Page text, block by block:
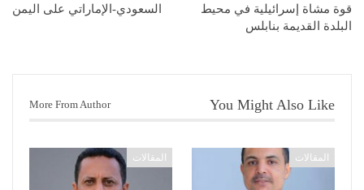
قوة مشاة إسرائيلية في محيط
البلدة القديمة بنابلس
السعودي-الإماراتي على اليمن
You Might Also Like
More From Author
المقالات المقالات